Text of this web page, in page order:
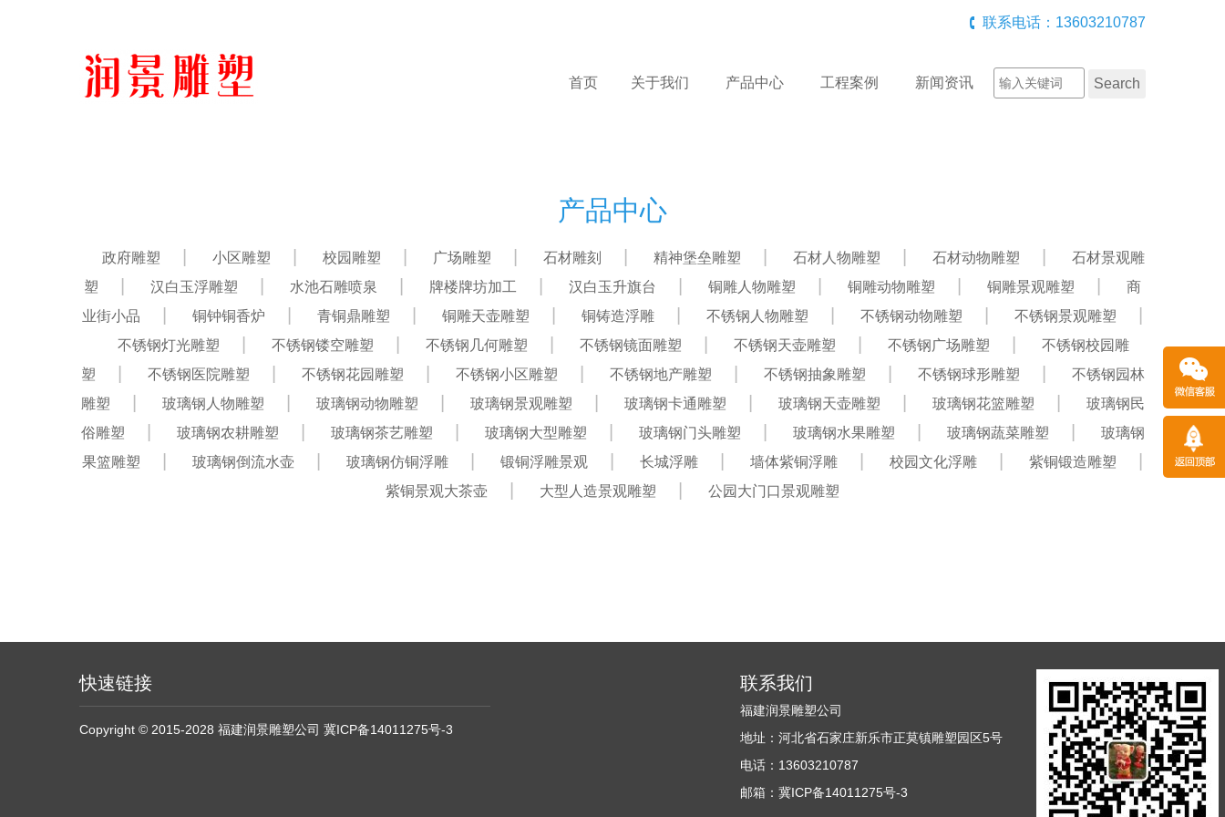
联系电话：13603210787
首页 关于我们 产品中心 工程案例 新闻资讯
产品中心
政府雕塑 小区雕塑 校园雕塑 广场雕塑 石材雕刻 精神堡垒雕塑 石材人物雕塑 石材动物雕塑
石材景观雕
塑
汉白玉浮雕塑 水池石雕喷泉 牌楼牌坊加工 汉白玉升旗台 铜雕人物雕塑 铜雕动物雕塑 铜雕景观雕塑
商
业街小品
铜钟铜香炉 青铜鼎雕塑 铜雕天壶雕塑 铜铸造浮雕 不锈钢人物雕塑 不锈钢动物雕塑
不锈钢景观雕塑
不锈钢灯光雕塑
不锈钢镂空雕塑 不锈钢几何雕塑 不锈钢镜面雕塑 不锈钢天壶雕塑 不锈钢广场雕塑
不锈钢校园雕
塑
不锈钢医院雕塑 不锈钢花园雕塑 不锈钢小区雕塑 不锈钢地产雕塑 不锈钢抽象雕塑 不锈钢球形雕塑
不锈钢园林
雕塑
玻璃钢人物雕塑 玻璃钢动物雕塑 玻璃钢景观雕塑 玻璃钢卡通雕塑 玻璃钢天壶雕塑 玻璃钢花篮雕塑
玻璃钢民
俗雕塑
玻璃钢农耕雕塑 玻璃钢茶艺雕塑 玻璃钢大型雕塑 玻璃钢门头雕塑 玻璃钢水果雕塑 玻璃钢蔬菜雕塑
玻璃钢
果篮雕塑
玻璃钢倒流水壶 玻璃钢仿铜浮雕 锻铜浮雕景观 长城浮雕 墙体紫铜浮雕 校园文化浮雕
紫铜锻造雕塑
紫铜景观大茶壶
大型人造景观雕塑 公园大门口景观雕塑
快速链接
Copyright © 2015-2028 福建润景雕塑公司 冀ICP备14011275号-3
联系我们
福建润景雕塑公司
地址：河北省石家庄新乐市正莫镇雕塑园区5号
电话：13603210787
邮箱：冀ICP备14011275号-3